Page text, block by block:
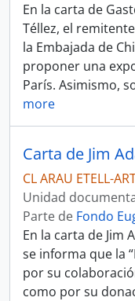
En la carta de
Téllez, el
la Embajada de
proponer una
París. Asimismo,
more
CL ARAU ETELL-
Unidad
Parte de Fondo
En la carta de Jim
se informa que la
por su
como por su